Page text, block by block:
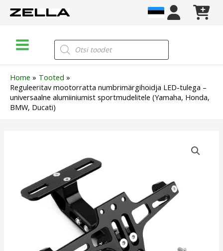
Menu
Products
search
Home
Tooted
Reguleeritav mootorratta numbrimärgihoidja LED-tulega –
universaalne alumiiniumist sportmudelitele (Yamaha, Honda,
BMW, Ducati)
numbrimärgihoidja
tulega